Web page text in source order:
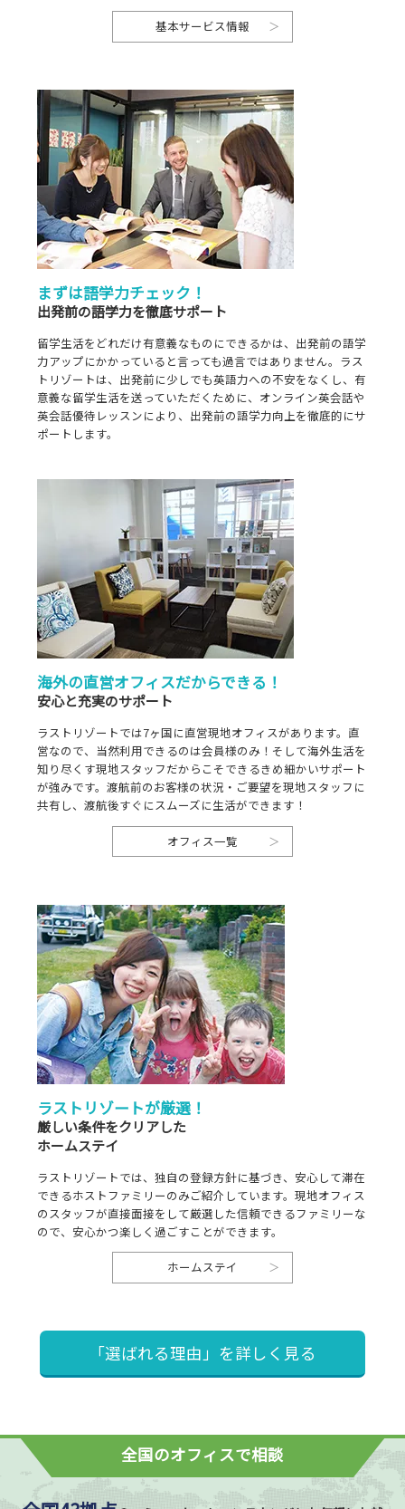
基本サービス情報
まずは語学力チェック！
出発前の語学力を徹底サポート
留学生活をどれだけ有意義なものにできるかは、出発前の語学
力アップにかかっていると言っても過言ではありません。ラス
トリゾートは、出発前に少しでも英語力への不安をなくし、有
意義な留学生活を送っていただくために、オンライン英会話や
英会話優待レッスンにより、出発前の語学力向上を徹底的にサ
ポートします。
海外の直営オフィスだからできる！
安心と充実のサポート
ラストリゾートでは7ヶ国に直営現地オフィスがあります。直
営なので、当然利用できるのは会員様のみ！そして海外生活を
知り尽くす現地スタッフだからこそできるきめ細かいサポート
が強みです。渡航前のお客様の状況・ご要望を現地スタッフに
共有し、渡航後すぐにスムーズに生活ができます！
オフィス一覧
ラストリゾートが厳選！
厳しい条件をクリアした
ホームステイ
ラストリゾートでは、独自の登録方針に基づき、安心して滞在
できるホストファミリーのみご紹介しています。現地オフィス
のスタッフが直接面接をして厳選した信頼できるファミリーな
ので、安心かつ楽しく過ごすことができます。
ホームステイ
「選ばれる理由」を詳しく見る
全国のオフィスで相談